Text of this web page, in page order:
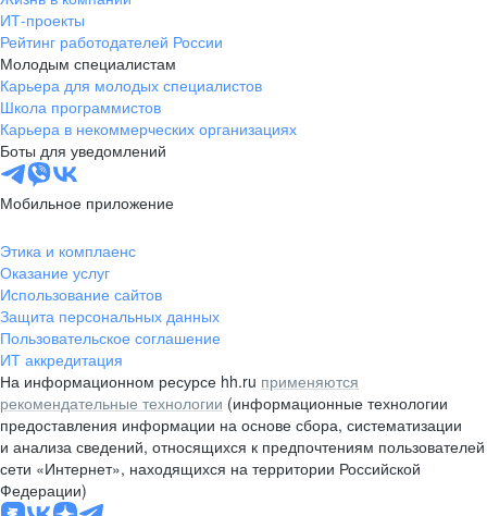
ИТ-проекты
Рейтинг работодателей России
Молодым специалистам
Карьера для молодых специалистов
Школа программистов
Карьера в некоммерческих организациях
Боты для уведомлений
Мобильное приложение
Этика и комплаенс
Оказание услуг
Использование сайтов
Защита персональных данных
Пользовательское соглашение
ИТ аккредитация
На информационном ресурсе hh.ru применяются
рекомендательные технологии (информационные технологии
предоставления информации на основе сбора, систематизации
и анализа сведений, относящихся к предпочтениям пользователей
сети «Интернет», находящихся на территории Российской
Федерации)